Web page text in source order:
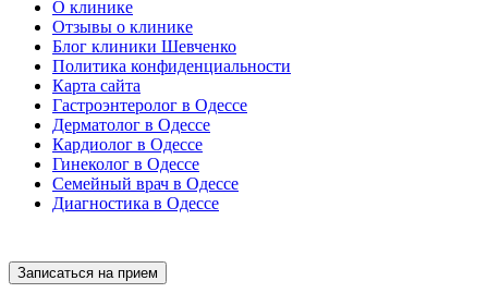
О клинике
Отзывы о клинике
Блог клиники Шевченко
Политика конфиденциальности
Карта сайта
Гастроэнтеролог в Одессе
Дерматолог в Одессе
Кардиолог в Одессе
Гинеколог в Одессе
Семейный врач в Одессе
Диагностика в Одессе
Записаться на прием